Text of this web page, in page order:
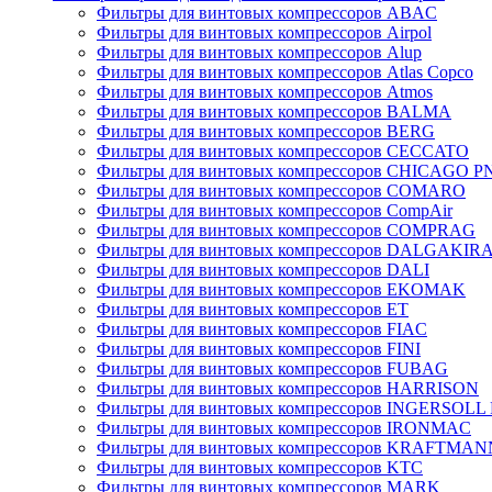
Фильтры для винтовых компрессоров ABAC
Фильтры для винтовых компрессоров Airpol
Фильтры для винтовых компрессоров Alup
Фильтры для винтовых компрессоров Atlas Copco
Фильтры для винтовых компрессоров Atmos
Фильтры для винтовых компрессоров BALMA
Фильтры для винтовых компрессоров BERG
Фильтры для винтовых компрессоров CECCATO
Фильтры для винтовых компрессоров CHICAGO
Фильтры для винтовых компрессоров COMARO
Фильтры для винтовых компрессоров CompAir
Фильтры для винтовых компрессоров COMPRAG
Фильтры для винтовых компрессоров
Фильтры для винтовых компрессоров DALI
Фильтры для винтовых компрессоров EKOMAK
Фильтры для винтовых компрессоров ET
Фильтры для винтовых компрессоров FIAC
Фильтры для винтовых компрессоров FINI
Фильтры для винтовых компрессоров FUBAG
Фильтры для винтовых компрессоров HARRISON
Фильтры для винтовых компрессоров
Фильтры для винтовых компрессоров IRONMAC
Фильтры для винтовых компрессоров
Фильтры для винтовых компрессоров KTC
Фильтры для винтовых компрессоров MARK